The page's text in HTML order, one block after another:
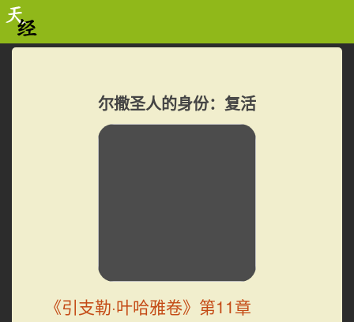
尔撒圣人的身份：复活
《引支勒·叶哈雅卷》第11章